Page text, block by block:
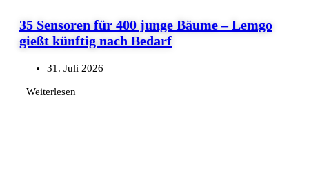
35 Sensoren für 400 junge Bäume – Lemgo
gießt künftig nach Bedarf
31. Juli 2026
Weiterlesen